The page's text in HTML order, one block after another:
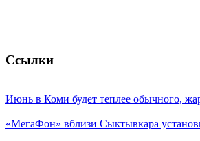
Ссылки
Июнь в Коми будет теплее обычного,
«МегаФон» вблизи Сыктывкара